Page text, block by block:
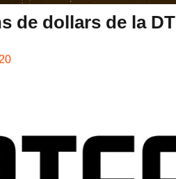
de dollars de la